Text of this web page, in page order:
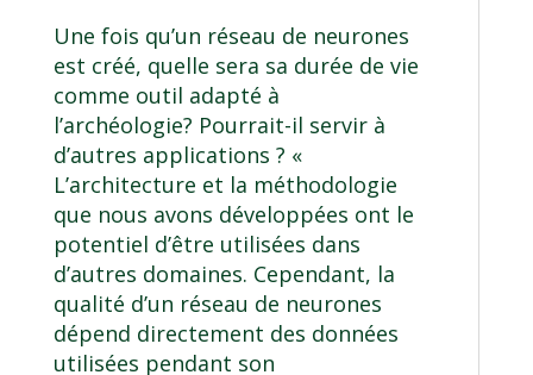
Une fois qu’un réseau de neurones
est créé, quelle sera sa durée de vie
comme outil adapté à
l’archéologie? Pourrait-il servir à
d’autres applications ? «
L’architecture et la méthodologie
que nous avons développées ont le
potentiel d’être utilisées dans
d’autres domaines. Cependant, la
qualité d’un réseau de neurones
dépend directement des données
utilisées pendant son